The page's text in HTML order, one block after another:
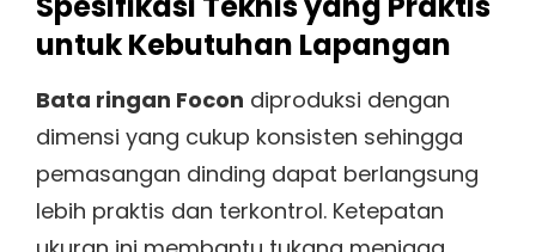
untuk Kebutuhan Lapangan
Bata ringan Focon diproduksi dengan
dimensi yang cukup konsisten sehingga
pemasangan dinding dapat berlangsung
lebih praktis dan terkontrol. Ketepatan